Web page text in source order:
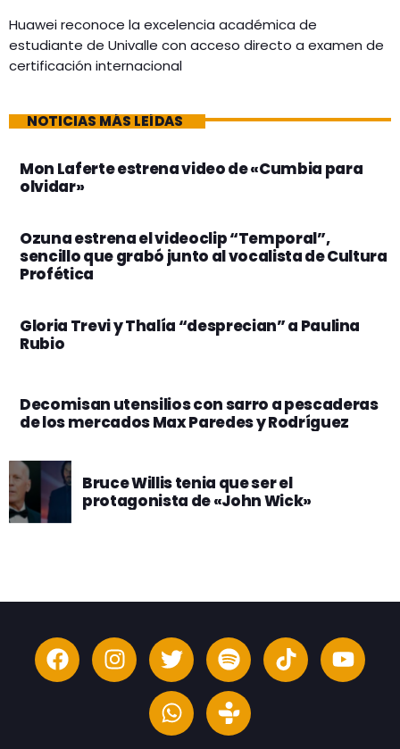
Huawei reconoce la excelencia académica de
estudiante de Univalle con acceso directo a examen de
certificación internacional
NOTICIAS MÁS LEÍDAS
Mon Laferte estrena video de «Cumbia para
olvidar»
Ozuna estrena el videoclip “Temporal”,
sencillo que grabó junto al vocalista de Cultura
Profética
Gloria Trevi y Thalía “desprecian” a Paulina
Rubio
Decomisan utensilios con sarro a pescaderas
de los mercados Max Paredes y Rodríguez
Bruce Willis tenia que ser el
protagonista de «John Wick»